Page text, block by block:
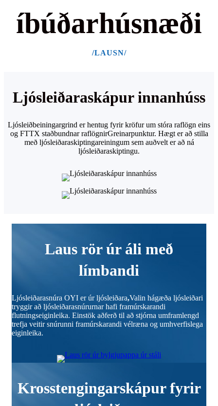
íbúðarhúsnæði
/LAUSN/
Ljósleiðaraskápur innanhúss
Ljósleiðbeiningargrind er hentug fyrir kröfur um stóra raflögn eins
og FTTX staðbundnar raflögnirGreinarpunktur. Hægt er að stilla
með ljósleiðaraskiptingareiningum sem auðvelt er að ná
ljósleiðaraskiptingu.
Laus rör úr áli með
límbandi
Ljósleiðarasnúra OYI er úr ljósleiðara,Valin hágæða ljósleiðari
tryggir að ljósleiðarasnúrurnar hafi framúrskarandi
flutningseiginleika. Einstök aðferð til að stjórna umframlengd
trefja veitir snúrunni framúrskarandi vélræna og umhverfislega
eiginleika.
Krosstengingarskápur fyrir